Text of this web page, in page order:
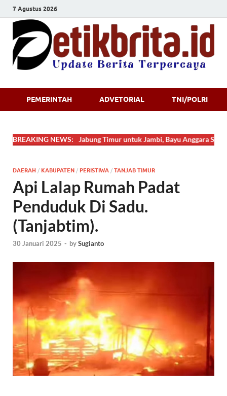
7 Agustus 2026
PEMERINTAH ADVETORIAL TNI/POLRI
BREAKING NEWS:
Dari Tanjung Jabung Timur untuk Jambi, Bayu Anggara
DAERAH / KABUPATEN / PERISTIWA / TANJAB TIMUR
Api Lalap Rumah Padat
Penduduk Di Sadu.
(Tanjabtim).
30 Januari 2025 - bySugianto